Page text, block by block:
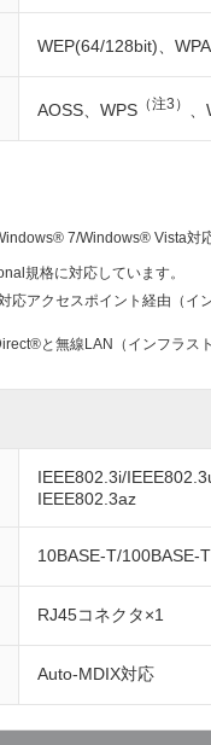
WEP(64/128bit)、
AOSS、WPS （注3）
7/Windows® Vista対
規格に対応しています。
応アクセスポイント経由（
と無線LAN（インフラス
IEEE802.3i/
IEEE802.3az
10BASE-T/100BASE-
RJ45コネクタ×1
Auto-MDIX対応